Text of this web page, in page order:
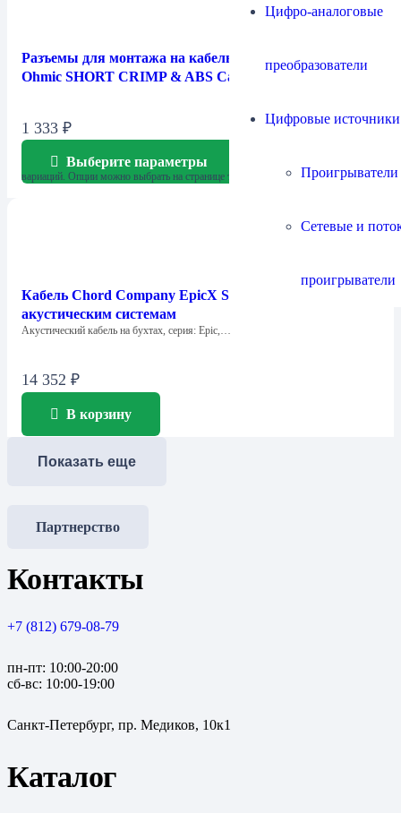
Цифро-аналоговые
преобразователи
Цифровые источники
Сетевые и
проигрыватели
Разъемы для монтажа на кабель Chord Company
Ohmic SHORT CRIMP & ABS Cap
1 333 ₽
Выберите параметры
вариаций. Опции можно выбрать на странице товара.
Кабель Chord Company EpicX Speaker / к
акустическим системам
Акустический кабель на бухтах, серия: Epic,…
14 352 ₽
В корзину
Показать еще
Партнерство
Контакты
+7 (812) 679-08-79
пн-пт: 10:00-20:00
сб-вс: 10:00-19:00
Санкт-Петербург, пр. Медиков, 10к1
Каталог